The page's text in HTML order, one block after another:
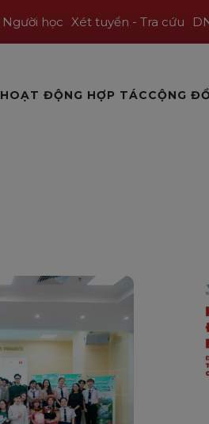
Người học Xét tuyển - Tra cứu
HOẠT ĐỘNG HỢP TÁCCỘNG